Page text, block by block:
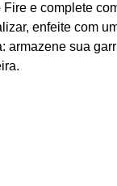
Fire e complete
enfeite com
armazene sua